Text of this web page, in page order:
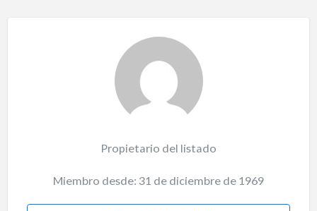
Propietario del listado
Miembro desde: 31 de diciembre de 1969